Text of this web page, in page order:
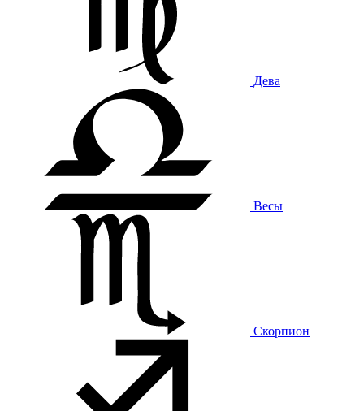
Дева
Весы
Скорпион